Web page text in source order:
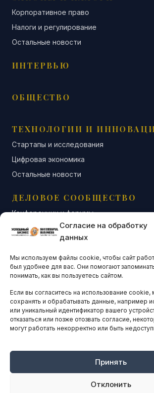
Согласие на обработку
данных
Мы используем файлы cookie, чтобы сайт
был удобнее для вас. Они помогают
понимать, как вы пользуетесь сайтом.
Если вы согласитесь на использование
сохранять и обрабатывать данные, например
или уникальный идентификатор вашего
отказаться или позже отозвать согласие,
могут работать некорректно или быть
Принять
Отклонить
Корпоративное право
Налоги и регулирование
Остальные новости
ИНТЕРВЬЮ
ОБЩЕСТВО
ТЕХНОЛОГИИ И
Стартапы и исследования
Цифровая экономика
Остальные новости
ДЕЛОВОЕ СООБЩЕСТВО
Конференции и форумы
Бизнес-клубы и ассоциации
Остальные новости
АНАЛИТИКА И
ARTICLES IN ENGLISH
НАВИГАЦИЯ
Оплата онлайн